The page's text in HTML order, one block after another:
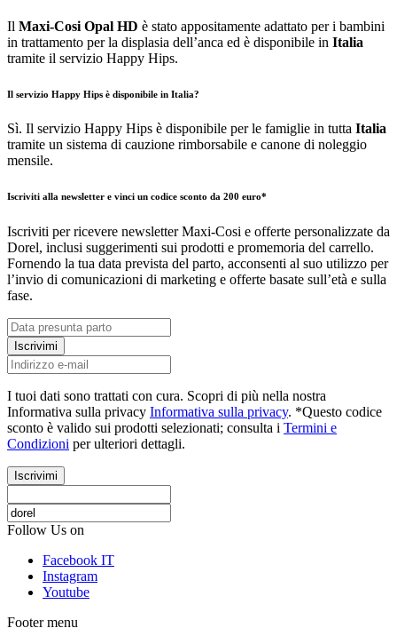
Il Maxi-Cosi Opal HD è stato appositamente adattato per i bambini
in trattamento per la displasia dell’anca ed è disponibile in Italia
tramite il servizio Happy Hips.
Il servizio Happy Hips è disponibile in Italia?
Sì. Il servizio Happy Hips è disponibile per le famiglie in tutta Italia
tramite un sistema di cauzione rimborsabile e canone di noleggio
mensile.
Iscriviti alla newsletter e vinci un codice sconto da 200 euro*
Iscriviti per ricevere newsletter Maxi-Cosi e offerte personalizzate da
Dorel, inclusi suggerimenti sui prodotti e promemoria del carrello.
Fornendo la tua data prevista del parto, acconsenti al suo utilizzo per
l’invio di comunicazioni di marketing e offerte basate sull’età e sulla
fase.
Iscrivimi
I tuoi dati sono trattati con cura. Scopri di più nella nostra
Informativa sulla privacy Informativa sulla privacy. *Questo codice
sconto è valido sui prodotti selezionati; consulta i Termini e
Condizioni per ulteriori dettagli.
Iscrivimi
Follow Us on
Facebook IT
Instagram
Youtube
Footer menu